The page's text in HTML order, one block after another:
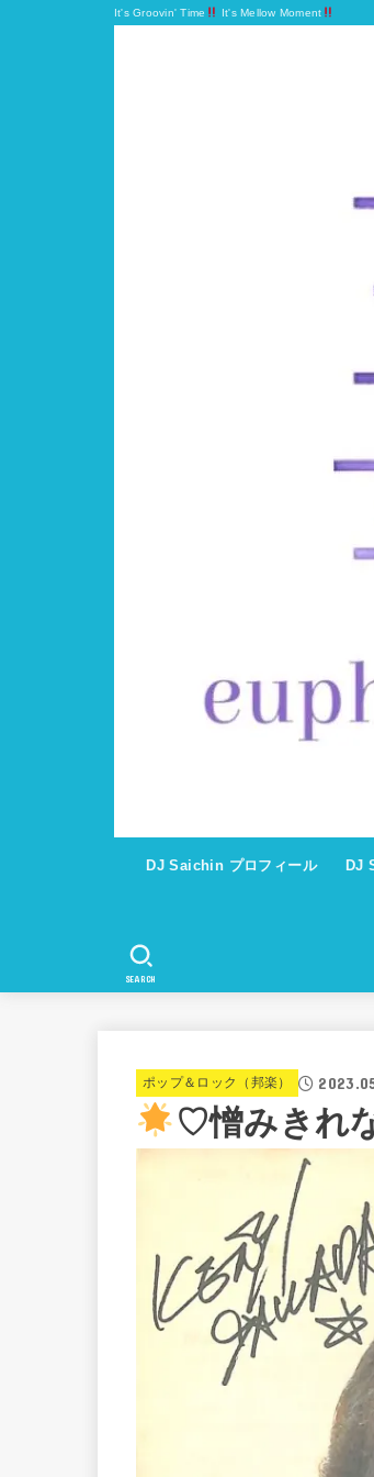
It's Groovin' Time It's Mellow Moment
DJ Saichin プロフィール DJ
SEARCH
ポップ＆ロック（邦楽）
♡憎みきれ